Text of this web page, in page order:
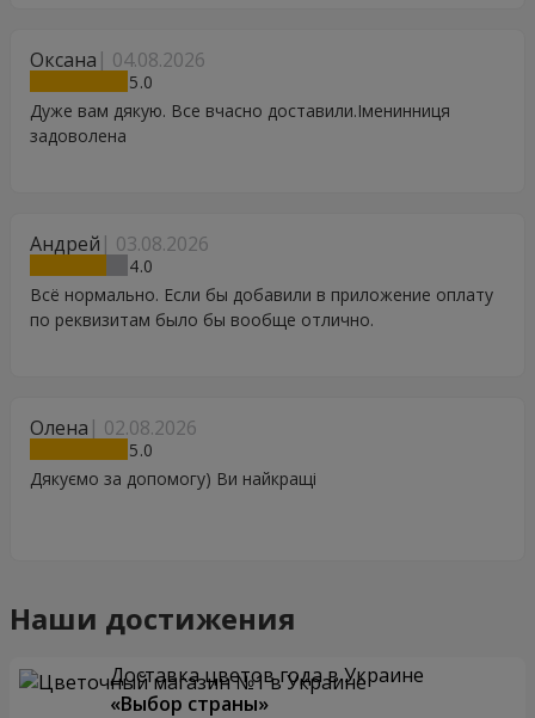
Оксана 04.08.2026
5
Дуже вам дякую. Все вчасно доставили.Іменинниця
задоволена
Андрей 03.08.2026
4
Всё нормально. Если бы добавили в приложение оплату
по реквизитам было бы вообще отлично.
Олена 02.08.2026
5
Дякуємо за допомогу) Ви найкращі
Наши достижения
Доставка цветов года в Украине
«Выбор страны»